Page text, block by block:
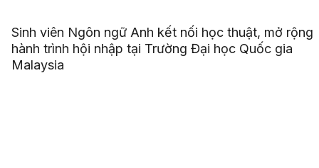
Sinh viên Ngôn ngữ Anh kết nối học thuật, mở rộng
hành trình hội nhập tại Trường Đại học Quốc gia
Malaysia